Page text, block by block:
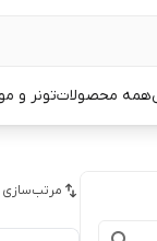
همه محصولاتتونر و